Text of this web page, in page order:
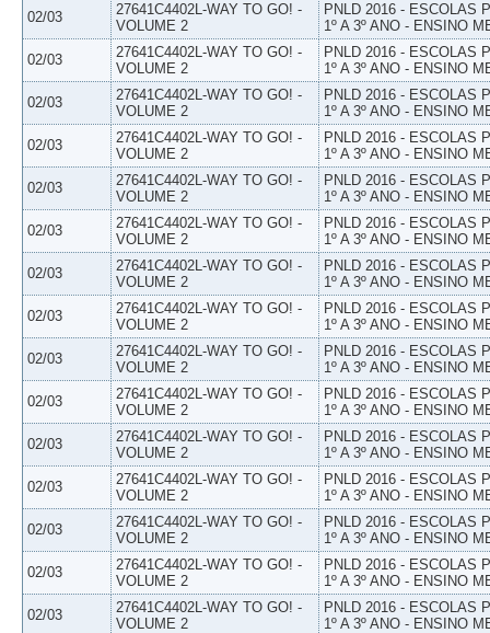
02/03
27641C4402L-WAY TO GO! -
VOLUME 2
PNLD 2016 - ESCOLAS
1º A 3º ANO - ENSINO
02/03
27641C4402L-WAY TO GO! -
VOLUME 2
PNLD 2016 - ESCOLAS
1º A 3º ANO - ENSINO
02/03
27641C4402L-WAY TO GO! -
VOLUME 2
PNLD 2016 - ESCOLAS
1º A 3º ANO - ENSINO
02/03
27641C4402L-WAY TO GO! -
VOLUME 2
PNLD 2016 - ESCOLAS
1º A 3º ANO - ENSINO
02/03
27641C4402L-WAY TO GO! -
VOLUME 2
PNLD 2016 - ESCOLAS
1º A 3º ANO - ENSINO
02/03
27641C4402L-WAY TO GO! -
VOLUME 2
PNLD 2016 - ESCOLAS
1º A 3º ANO - ENSINO
02/03
27641C4402L-WAY TO GO! -
VOLUME 2
PNLD 2016 - ESCOLAS
1º A 3º ANO - ENSINO
02/03
27641C4402L-WAY TO GO! -
VOLUME 2
PNLD 2016 - ESCOLAS
1º A 3º ANO - ENSINO
02/03
27641C4402L-WAY TO GO! -
VOLUME 2
PNLD 2016 - ESCOLAS
1º A 3º ANO - ENSINO
02/03
27641C4402L-WAY TO GO! -
VOLUME 2
PNLD 2016 - ESCOLAS
1º A 3º ANO - ENSINO
02/03
27641C4402L-WAY TO GO! -
VOLUME 2
PNLD 2016 - ESCOLAS
1º A 3º ANO - ENSINO
02/03
27641C4402L-WAY TO GO! -
VOLUME 2
PNLD 2016 - ESCOLAS
1º A 3º ANO - ENSINO
02/03
27641C4402L-WAY TO GO! -
VOLUME 2
PNLD 2016 - ESCOLAS
1º A 3º ANO - ENSINO
02/03
27641C4402L-WAY TO GO! -
VOLUME 2
PNLD 2016 - ESCOLAS
1º A 3º ANO - ENSINO
02/03
27641C4402L-WAY TO GO! -
VOLUME 2
PNLD 2016 - ESCOLAS
1º A 3º ANO - ENSINO